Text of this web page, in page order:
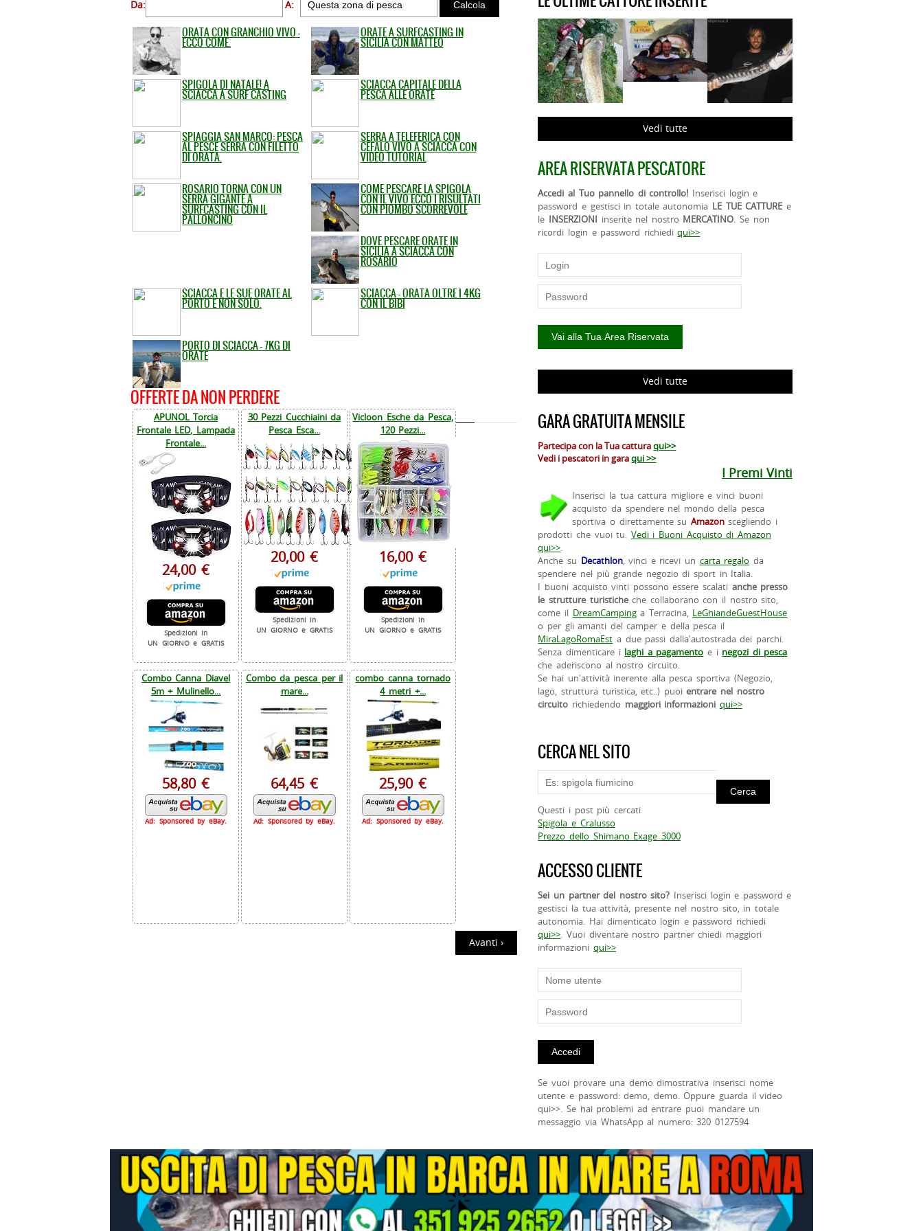
Da: A:
ORATA CON GRANCHIO VIVO -
ECCO COME.
ORATE A SURFCASTING IN
SICILIA CON MATTEO
SPIGOLA DI NATALE! A
SCIACCA A SURF CASTING
SCIACCA CAPITALE DELLA
PESCA ALLE ORATE
SPIAGGIA SAN MARCO: PESCA
AL PESCE SERRA CON FILETTO
DI ORATA.
SERRA A TELEFERICA CON
CEFALO VIVO A SCIACCA CON
VIDEO TUTORIAL
ROSARIO TORNA CON UN
SERRA GIGANTE A
SURFCASTING CON IL
PALLONCINO
COME PESCARE LA SPIGOLA
CON IL VIVO ECCO I RISULTATI
CON PIOMBO SCORREVOLE
DOVE PESCARE ORATE IN
SICILIA A SCIACCA CON
ROSARIO
SCIACCA E LE SUE ORATE AL
PORTO E NON SOLO.
SCIACCA - ORATA OLTRE I 4KG
CON IL BIBI
PORTO DI SCIACCA - 7KG DI
ORATE
OFFERTE DA NON PERDERE
APUNOL Torcia
Frontale LED, Lampada
Frontale...
24,00 €
Spedizioni in
UN GIORNO e GRATIS
30 Pezzi Cucchiaini da
Pesca Esca...
20,00 €
Spedizioni in
UN GIORNO e GRATIS
Vicloon Esche da Pesca,
120 Pezzi...
16,00 €
Spedizioni in
UN GIORNO e GRATIS
Combo Canna Diavel
5m + Mulinello...
58,80 €
Ad: Sponsored by eBay.
Combo da pesca per il
mare...
64,45 €
Ad: Sponsored by eBay.
combo canna tornado
4 metri +...
25,90 €
Ad: Sponsored by eBay.
Avanti ›
Vedi tutte
AREA RISERVATA PESCATORE
Accedi al Tuo pannello di controllo! Inserisci login e
password e gestisci in totale autonomia LE TUE CATTURE e
le INSERZIONI inserite nel nostro MERCATINO. Se non
ricordi login e password richiediqui>>
Vedi tutte
GARA GRATUITA MENSILE
Partecipa con la Tua catturaqui>>
Vedi i pescatori in garaqui >>
I Premi Vinti
Inserisci la tua cattura migliore e vinci buoni
acquisto da spendere nel mondo della pesca
sportiva o direttamente su Amazonscegliendo i
prodotti che vuoi tu. Vedi i Buoni Acquisto di Amazon
qui>>.
Anche su Decathlon, vinci e ricevi un carta regalo da
spendere nel più grande negozio di sport in Italia.
I buoni acquisto vinti possono essere scalati anche presso
le strutture turisticheche collaborano con il nostro sito,
come il DreamCampinga Terracina, LeGhiandeGuestHouse
o per gli amanti del camper e della pesca il
MiraLagoRomaEst a due passi dalla'autostrada dei parchi.
Senza dimenticare i laghi a pagamento e i negozi di pesca
che aderiscono al nostro circuito.
Se hai un'attività inerente alla pesca sportiva (Negozio,
lago, struttura turistica, etc..) puoientrare nel nostro
circuito richiedendo maggiori informazioni qui>>
CERCA NEL SITO
Questi i post più cercati
Spigola e Cralusso
Prezzo dello Shimano Exage 3000
ACCESSO CLIENTE
Sei un partner del nostro sito? Inserisci login e password e
gestisci la tua attività, presente nel nostro sito, in totale
autonomia. Hai dimenticato login e password richiedi
qui>>. Vuoi diventare nostro partner chiedi maggiori
informazioniqui>>
Se vuoi provare una demo dimostrativa inserisci nome
utente e password: demo, demo. Oppure guarda il video
qui>>. Se hai problemi ad entrare puoi mandare un
messaggio via WhatsApp al numero: 320 0127594